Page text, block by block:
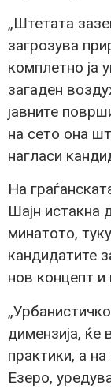
„Штетата
загрозува
комплетно ја
загаден
јавните
на сето она
нагласи
На
Шајн истакна
минатото,
кандидатите
нов концепт и
димензија,
практики, а
Езеро,